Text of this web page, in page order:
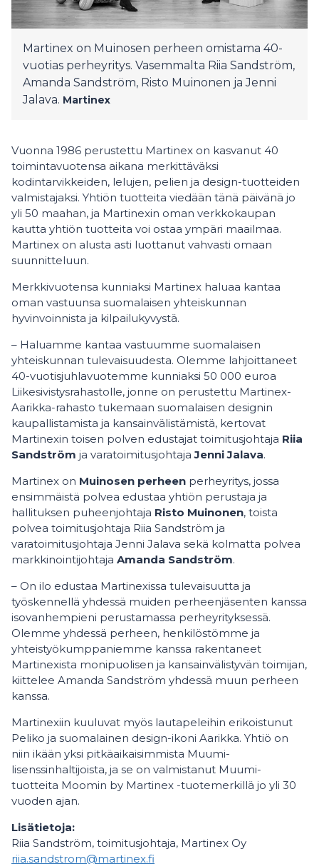
Martinex on Muinosen perheen omistama 40-
vuotias perheyritys. Vasemmalta Riia Sandström,
Amanda Sandström, Risto Muinonen ja Jenni
Jalava. Martinex
Vuonna 1986 perustettu Martinex on kasvanut 40
toimintavuotensa aikana merkittäväksi
kodintarvikkeiden, lelujen, pelien ja design-tuotteiden
valmistajaksi. Yhtiön tuotteita viedään tänä päivänä jo
yli 50 maahan, ja Martinexin oman verkkokaupan
kautta yhtiön tuotteita voi ostaa ympäri maailmaa.
Martinex on alusta asti luottanut vahvasti omaan
suunnitteluun.
Merkkivuotensa kunniaksi Martinex haluaa kantaa
oman vastuunsa suomalaisen yhteiskunnan
hyvinvoinnista ja kilpailukyvystä.
– Haluamme kantaa vastuumme suomalaisen
yhteiskunnan tulevaisuudesta. Olemme lahjoittaneet
40-vuotisjuhlavuotemme kunniaksi 50 000 euroa
Liikesivistysrahastolle, jonne on perustettu Martinex-
Aarikka-rahasto tukemaan suomalaisen designin
kaupallistamista ja kansainvälistämistä, kertovat
Martinexin toisen polven edustajat toimitusjohtaja Riia
Sandström ja varatoimitusjohtaja Jenni Jalava.
Martinex on Muinosen perheen perheyritys, jossa
ensimmäistä polvea edustaa yhtiön perustaja ja
hallituksen puheenjohtaja Risto Muinonen, toista
polvea toimitusjohtaja Riia Sandström ja
varatoimitusjohtaja Jenni Jalava sekä kolmatta polvea
markkinointijohtaja Amanda Sandström.
– On ilo edustaa Martinexissa tulevaisuutta ja
työskennellä yhdessä muiden perheenjäsenten kanssa
isovanhempieni perustamassa perheyrityksessä.
Olemme yhdessä perheen, henkilöstömme ja
yhteistyökumppaniemme kanssa rakentaneet
Martinexista monipuolisen ja kansainvälistyvän toimijan,
kiittelee Amanda Sandström yhdessä muun perheen
kanssa.
Martinexiin kuuluvat myös lautapeleihin erikoistunut
Peliko ja suomalainen design-ikoni Aarikka. Yhtiö on
niin ikään yksi pitkäaikaisimmista Muumi-
lisenssinhaltijoista, ja se on valmistanut Muumi-
tuotteita Moomin by Martinex -tuotemerkillä jo yli 30
vuoden ajan.
Lisätietoja:
Riia Sandström, toimitusjohtaja, Martinex Oy
riia.sandstrom@martinex.fi